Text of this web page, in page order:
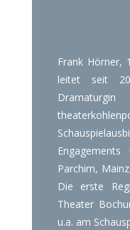
Frank Hörner,
leitet seit
Parchim,
Die erste
Theater
u.a. am